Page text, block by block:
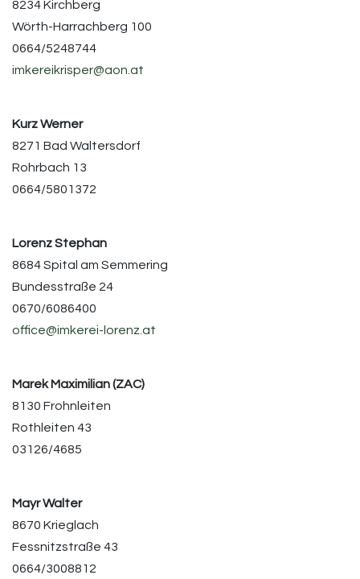
8234 Kirchberg
Wörth-Harrachberg 100
0664/5248744
imkereikrisper@aon.at
Kurz Werner
8271 Bad Waltersdorf
Rohrbach 13
0664/5801372
Lorenz Stephan
8684 Spital am Semmering
Bundesstraße 24
0670/6086400
office@imkerei-lorenz.at
Marek Maximilian (ZAC)
8130 Frohnleiten
Rothleiten 43
03126/4685
Mayr Walter
8670 Krieglach
Fessnitzstraße 43
0664/3008812